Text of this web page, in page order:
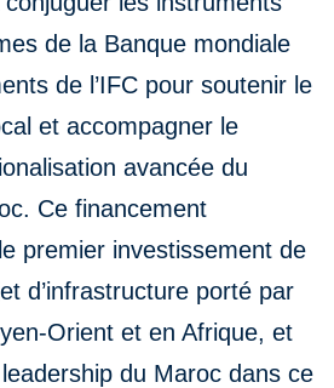
de la Banque mondiale
de l’IFC pour soutenir le
et accompagner le
avancée du
Ce financement
premier investissement de
d’infrastructure porté par
Orient et en Afrique, et
du Maroc dans ce